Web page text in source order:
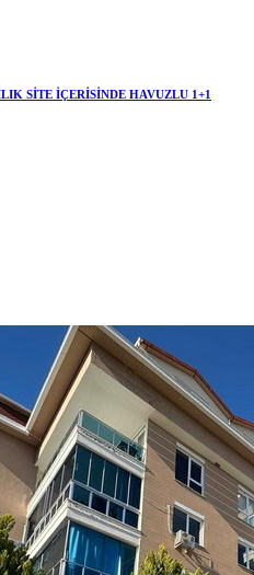
SİTE İÇERİSİNDE HAVUZLU 1+1